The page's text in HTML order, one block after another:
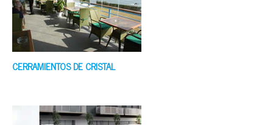
CERRAMIENTOS DE CRISTAL